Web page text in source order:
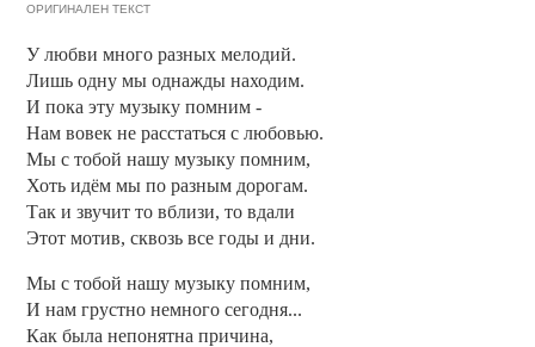
ОРИГИНАЛЕН ТЕКСТ
У любви много разных мелодий.
Лишь одну мы однажды находим.
И пока эту музыку помним -
Нам вовек не расстаться с любовью.
Мы с тобой нашу музыку помним,
Хоть идём мы по разным дорогам.
Так и звучит то вблизи, то вдали
Этот мотив, сквозь все годы и дни.
Мы с тобой нашу музыку помним,
И нам грустно немного сегодня...
Как была непонятна причина,